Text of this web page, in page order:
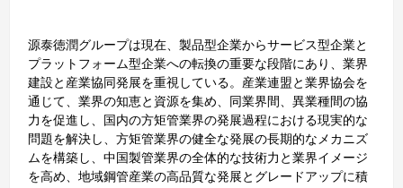
源泰徳潤グループは現在、製品型企業からサービス型企業と
プラットフォーム型企業への転換の重要な段階にあり、業界
建設と産業協同発展を重視している。産業連盟と業界協会を
通じて、業界の知恵と資源を集め、同業界間、異業種間の協
力を促進し、国内の方矩管業界の発展過程における現実的な
問題を解決し、方矩管業界の健全な発展の長期的なメカニズ
ムを構築し、中国製管業界の全体的な技術力と業界イメージ
を高め、地域鋼管産業の高品質な発展とグレードアップに積